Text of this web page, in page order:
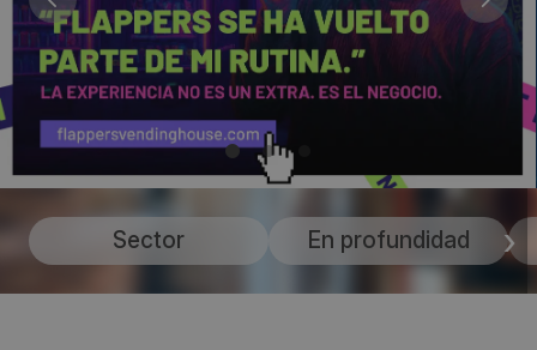
Sector En profundidad